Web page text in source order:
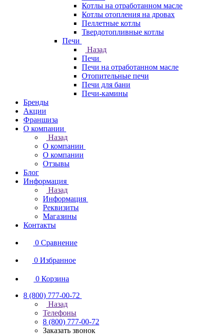
Котлы на отработанном масле
Котлы отопления на дровах
Пеллетные котлы
Твердотопливные котлы
Печи
Назад
Печи
Печи на отработанном масле
Отопительные печи
Печи для бани
Печи-камины
Бренды
Акции
Франшиза
О компании
Назад
О компании
О компании
Отзывы
Блог
Информация
Назад
Информация
Реквизиты
Магазины
Контакты
0 Сравнение
0 Избранное
0 Корзина
8 (800) 777-00-72
Назад
Телефоны
8 (800) 777-00-72
Заказать звонок